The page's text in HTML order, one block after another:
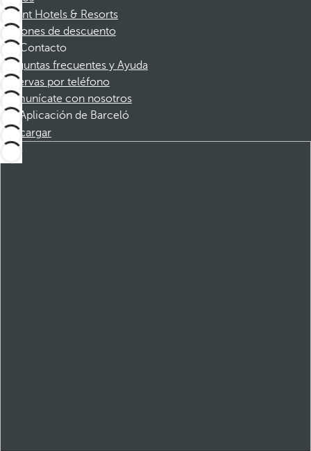
Dorint Hotels & Resorts
Cupones de descuento
Contacto
Preguntas frecuentes y Ayuda
Reservas por teléfono
Comunícate con nosotros
Aplicación de Barceló
Descargar